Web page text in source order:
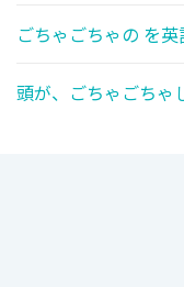
ごちゃごちゃの を
頭が、ごちゃごちゃ